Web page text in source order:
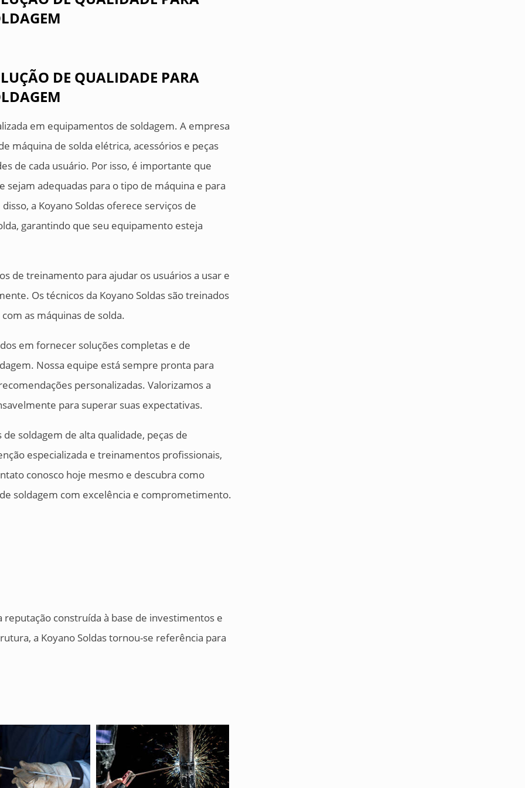
DE QUALIDADE PARA
em equipamentos de soldagem. A empresa
máquina de solda elétrica, acessórios e peças
de cada usuário. Por isso, é importante que
sejam adequadas para o tipo de máquina e para
a Koyano Soldas oferece serviços de
garantindo que seu equipamento esteja
de treinamento para ajudar os usuários a usar e
Os técnicos da Koyano Soldas são treinados
as máquinas de solda.
em fornecer soluções completas e de
Nossa equipe está sempre pronta para
personalizadas. Valorizamos a
para superar suas expectativas.
soldagem de alta qualidade, peças de
especializada e treinamentos profissionais,
conosco hoje mesmo e descubra como
soldagem com excelência e comprometimento.
construída à base de investimentos e
a Koyano Soldas tornou-se referência para